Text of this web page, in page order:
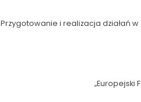
Przygotowanie i realizacja działań
„Europejski